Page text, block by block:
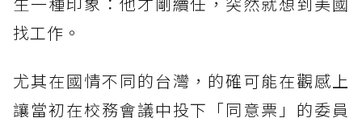
找工作。
尤其在國情不同的台灣，的確可能在觀感上
讓當初在校務會議中投下「同意票」的委員